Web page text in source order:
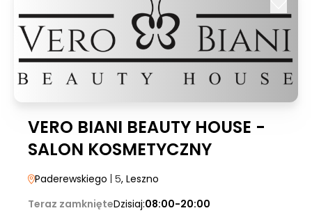
VERO BIANI BEAUTY HOUSE -
SALON KOSMETYCZNY
Paderewskiego | 5, Leszno
Teraz zamknięteDzisiaj:08:00-20:00